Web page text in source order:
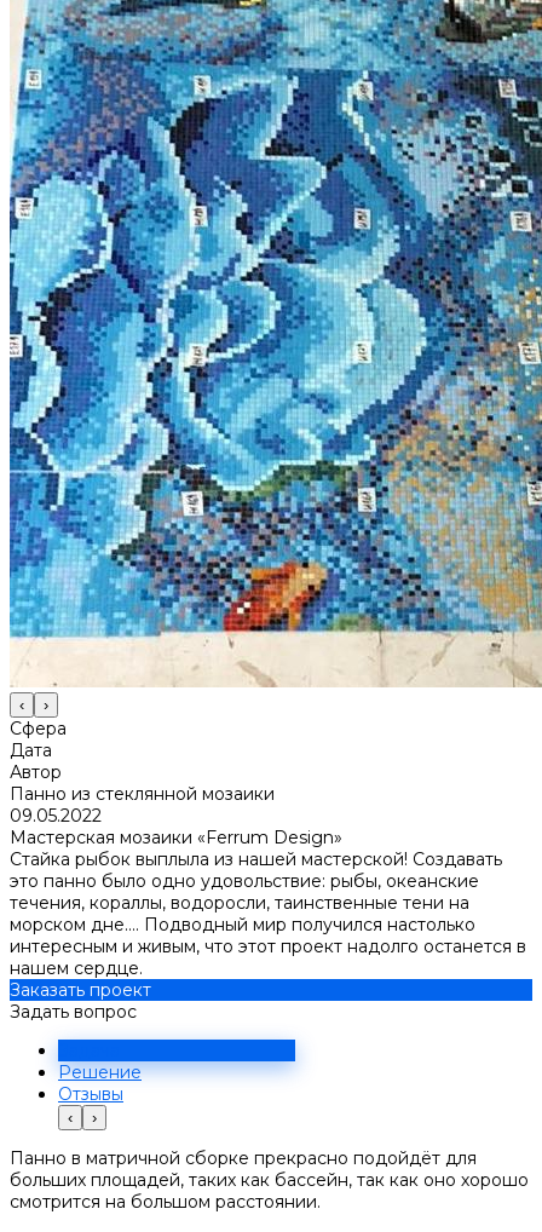
‹ ›
Сфера
Дата
Автор
Панно из стеклянной мозаики
09.05.2022
Мастерская мозаики «Ferrum Design»
Стайка рыбок выплыла из нашей мастерской! Создавать
это панно было одно удовольствие: рыбы, океанские
течения, кораллы, водоросли, таинственные тени на
морском дне.... Подводный мир получился настолько
интересным и живым, что этот проект надолго останется в
нашем сердце.
Заказать проект
Задать вопрос
Решение
Отзывы
‹ ›
Панно в матричной сборке прекрасно подойдёт для
больших площадей, таких как бассейн, так как оно хорошо
смотрится на большом расстоянии.